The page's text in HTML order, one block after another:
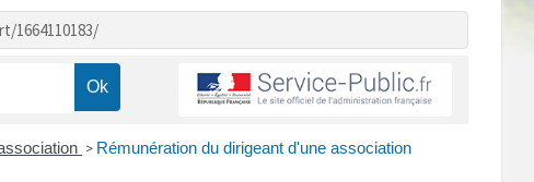
1664110183/
> Rémunération du dirigeant d'une association